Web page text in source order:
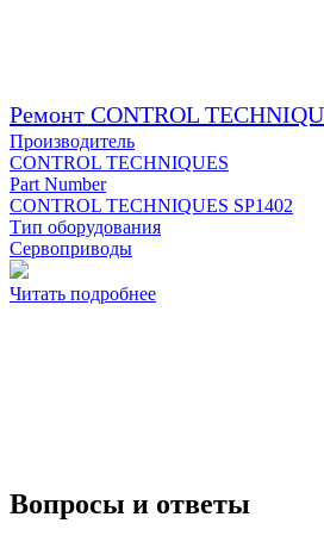
Ремонт CONTROL
Производитель
CONTROL TECHNIQUES
Part Number
CONTROL TECHNIQUES SP1402
Тип оборудования
Сервоприводы
Читать подробнее
Вопросы и ответы